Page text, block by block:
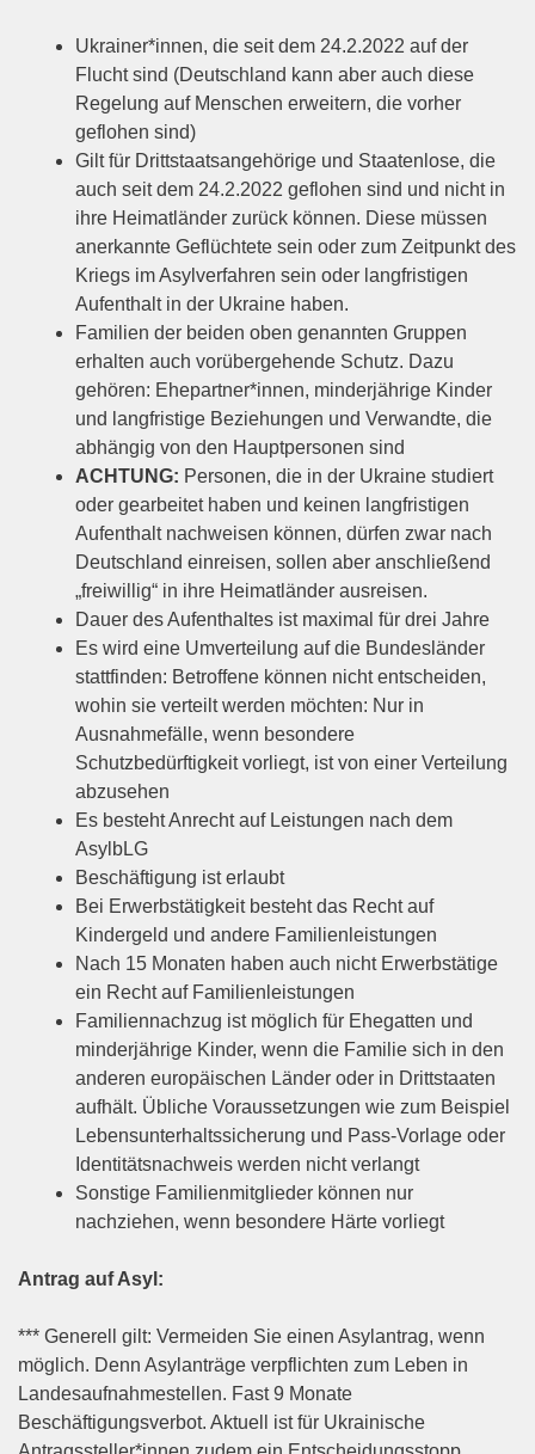
Ukrainer*innen, die seit dem 24.2.2022 auf der
Flucht sind (Deutschland kann aber auch diese
Regelung auf Menschen erweitern, die vorher
geflohen sind)
Gilt für Drittstaatsangehörige und Staatenlose, die
auch seit dem 24.2.2022 geflohen sind und nicht in
ihre Heimatländer zurück können. Diese müssen
anerkannte Geflüchtete sein oder zum Zeitpunkt des
Kriegs im Asylverfahren sein oder langfristigen
Aufenthalt in der Ukraine haben.
Familien der beiden oben genannten Gruppen
erhalten auch vorübergehende Schutz. Dazu
gehören: Ehepartner*innen, minderjährige Kinder
und langfristige Beziehungen und Verwandte, die
abhängig von den Hauptpersonen sind
ACHTUNG: Personen, die in der Ukraine studiert
oder gearbeitet haben und keinen langfristigen
Aufenthalt nachweisen können, dürfen zwar nach
Deutschland einreisen, sollen aber anschließend
„freiwillig“ in ihre Heimatländer ausreisen.
Dauer des Aufenthaltes ist maximal für drei Jahre
Es wird eine Umverteilung auf die Bundesländer
stattfinden: Betroffene können nicht entscheiden,
wohin sie verteilt werden möchten: Nur in
Ausnahmefälle, wenn besondere
Schutzbedürftigkeit vorliegt, ist von einer Verteilung
abzusehen
Es besteht Anrecht auf Leistungen nach dem
AsylbLG
Beschäftigung ist erlaubt
Bei Erwerbstätigkeit besteht das Recht auf
Kindergeld und andere Familienleistungen
Nach 15 Monaten haben auch nicht Erwerbstätige
ein Recht auf Familienleistungen
Familiennachzug ist möglich für Ehegatten und
minderjährige Kinder, wenn die Familie sich in den
anderen europäischen Länder oder in Drittstaaten
aufhält. Übliche Voraussetzungen wie zum Beispiel
Lebensunterhaltssicherung und Pass-Vorlage oder
Identitätsnachweis werden nicht verlangt
Sonstige Familienmitglieder können nur
nachziehen, wenn besondere Härte vorliegt
Antrag auf Asyl:
*** Generell gilt: Vermeiden Sie einen Asylantrag, wenn
möglich. Denn Asylanträge verpflichten zum Leben in
Landesaufnahmestellen. Fast 9 Monate
Beschäftigungsverbot. Aktuell ist für Ukrainische